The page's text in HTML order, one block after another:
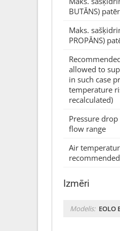
BUTĀNS)
Maks.
PROPĀNS)
allowed to
in such case
temperature
recalculated)
Pressure
flow range
Air
Izmēri
Modelis: EOLO